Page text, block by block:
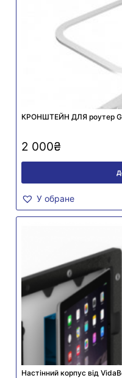
КРОНШТЕЙН ДЛЯ роутер
2 000₴
У обране
Настінний корпус від